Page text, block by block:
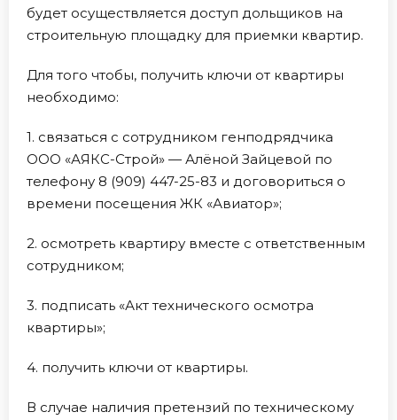
будет осуществляется доступ дольщиков на
строительную площадку для приемки квартир.
Для того чтобы, получить ключи от квартиры
необходимо:
1. связаться с сотрудником генподрядчика
ООО «АЯКС-Строй» — Алёной Зайцевой по
телефону 8 (909) 447-25-83 и договориться о
времени посещения ЖК «Авиатор»;
2. осмотреть квартиру вместе с ответственным
сотрудником;
3. подписать «Акт технического осмотра
квартиры»;
4. получить ключи от квартиры.
В случае наличия претензий по техническому